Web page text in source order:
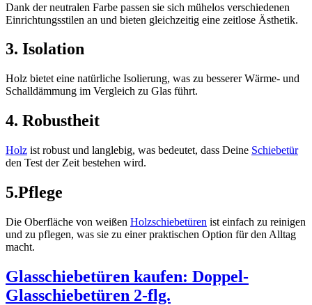
Dank der neutralen Farbe passen sie sich mühelos verschiedenen
Einrichtungsstilen an und bieten gleichzeitig eine zeitlose Ästhetik.
3. Isolation
Holz bietet eine natürliche Isolierung, was zu besserer Wärme- und
Schalldämmung im Vergleich zu Glas führt.
4. Robustheit
Holz ist robust und langlebig, was bedeutet, dass Deine Schiebetür
den Test der Zeit bestehen wird.
5.Pflege
Die Oberfläche von weißen Holzschiebetüren ist einfach zu reinigen
und zu pflegen, was sie zu einer praktischen Option für den Alltag
macht.
Glasschiebetüren kaufen: Doppel-
Glasschiebetüren 2-flg.